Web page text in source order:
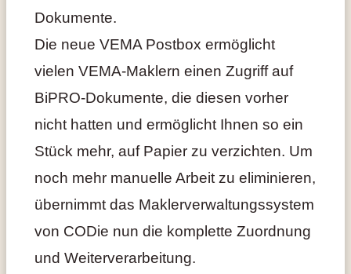
Dokumente.
Die neue VEMA Postbox ermöglicht
vielen VEMA-Maklern einen Zugriff auf
BiPRO-Dokumente, die diesen vorher
nicht hatten und ermöglicht Ihnen so ein
Stück mehr, auf Papier zu verzichten. Um
noch mehr manuelle Arbeit zu eliminieren,
übernimmt das Maklerverwaltungssystem
von CODie nun die komplette Zuordnung
und Weiterverarbeitung.